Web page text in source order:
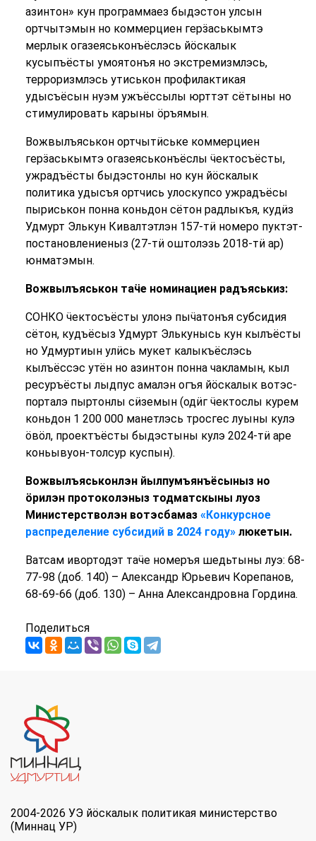
азинтон» кун программаез быдэстон улсын
ортчытэмын но коммерциен герӟаськымтэ
мерлык огазеяськонъёслэсь йӧскалык
кусыпъёсты умоятонъя но экстремизмлэсь,
терроризмлэсь утиськон профилактикая
удысъёсын нуэм ужъёссылы юрттэт сётыны но
стимулировать карыны ӧръямын.
Вожвылъяськон ортчытӥське коммерциен
герӟаськымтэ огазеяськонъёслы ӵектосъёсты,
ужрадъёсты быдэстонлы но кун йӧскалык
политика удысъя ортчись улоскупсо ужрадъёсы
пыриськон понна коньдон сётон радлыкъя, кудӥз
Удмурт Элькун Кивалтэтлэн 157-тӥ номеро пуктэт-
постановлениеныз (27-тӥ оштолэзь 2018-тӥ ар)
юнматэмын.
Вожвылъяськон таӵе номинациен радъяськиз:
СОНКО ӵектосъёсты улонэ пыӵатонъя субсидия
сётон, кудъёсыз Удмурт Элькунысь кун кылъёсты
но Удмуртиын улӥсь мукет калыкъёслэсь
кылъёссэс утён но азинтон понна чакламын, кыл
ресуръёсты лыдпус амалэн огъя йӧскалык вотэс-
порталэ пыртонлы сӥземын (одӥг ӵектослы курем
коньдон 1 200 000 манетлэсь тросгес луыны кулэ
ӧвӧл, проектъёсты быдэстыны кулэ 2024-тӥ аре
коньывуон-толсур куспын).
Вожвылъяськонлэн йылпумъянъёсыныз но
ӧрилэн протоколэныз тодматскыны луоз
Министерстволэн вотэсбамаз «Конкурсное
распределение субсидий в 2024 году»люкетын.
Ватсам ивортодэт таӵе номеръя шедьтыны луэ: 68-
77-98 (доб. 140) – Александр Юрьевич Корепанов,
68-69-66 (доб. 130) – Анна Александровна Гордина.
Поделиться
2004-2026 УЭ йöскалык политикая министерство
(Миннац УР)